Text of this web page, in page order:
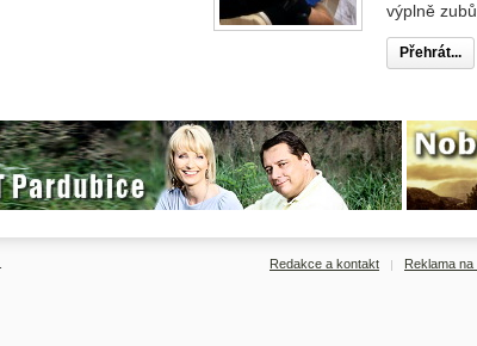
výplně zubů.
Přehrát...
Reklama na
Redakce a kontakt